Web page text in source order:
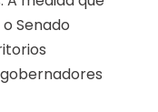
Senado